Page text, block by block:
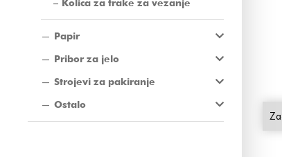
Kolica za trake za vezanje
Papir
Pribor za jelo
Strojevi za pakiranje
Ostalo